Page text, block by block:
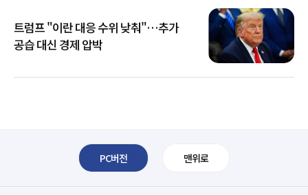
트럼프 "이란 대응 수위 낮춰"…추가
공습 대신 경제 압박
PC버전 맨위로